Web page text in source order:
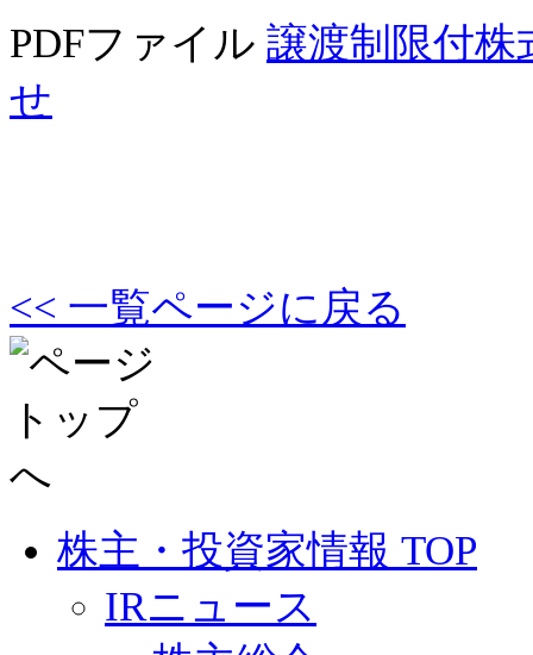
PDFファイル 譲渡制限付株
せ
<< 一覧ページに戻る
株主・投資家情報 TOP
IRニュース